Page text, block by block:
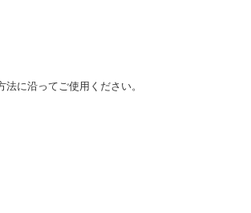
に沿ってご使用ください。